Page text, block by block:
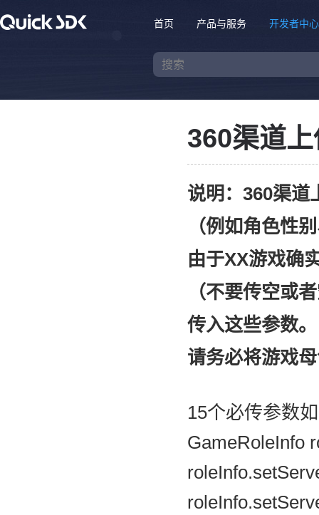
首页 产品与服务 开发者中心
360渠道
说明：360渠道
（例如角色性
由于XX游戏确
（不要传空或
传入这些参数。
请务必将游戏
15个必传参数
GameRoleInfo